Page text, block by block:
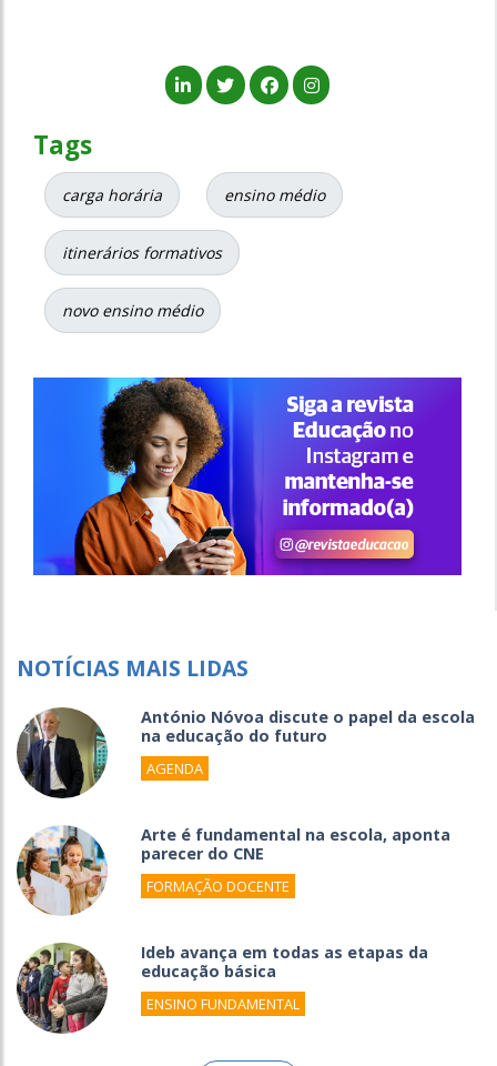
Tags
carga horária ensino médio
itinerários formativos
novo ensino médio
NOTÍCIAS MAIS LIDAS
António Nóvoa discute o papel da escola
na educação do futuro
AGENDA
Arte é fundamental na escola, aponta
parecer do CNE
FORMAÇÃO DOCENTE
Ideb avança em todas as etapas da
educação básica
ENSINO FUNDAMENTAL